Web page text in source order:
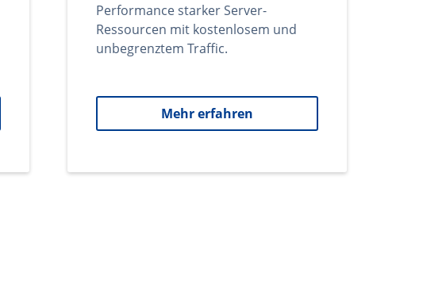
Performance starker Server-
Ressourcen mit kostenlosem und
unbegrenztem Traffic.
Mehr erfahren